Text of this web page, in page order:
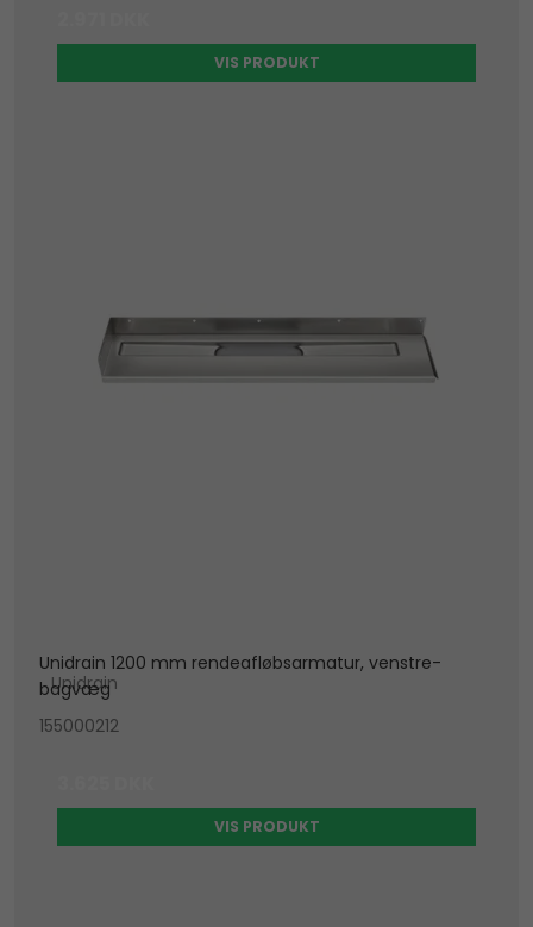
VIS PRODUKT
Unidrain 1200 mm rendeafløbsarmatur, venstre-
bagvæg
Unidrain
155000212
VIS PRODUKT